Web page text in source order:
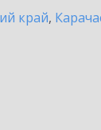
край,